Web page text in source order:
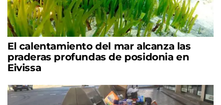
El calentamiento del mar alcanza las
praderas profundas de posidonia en
Eivissa